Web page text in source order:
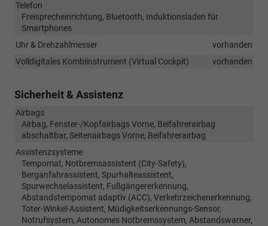
Telefon
Freisprecheinrichtung, Bluetooth, Induktionsladen für
Smartphones
Uhr & Drehzahlmesser
vorhanden
Volldigitales Kombiinstrument (Virtual Cockpit)
vorhanden
Sicherheit & Assistenz
Airbags
Airbag, Fenster-/Kopfairbags Vorne, Beifahrerairbag
abschaltbar, Seitenairbags Vorne, Beifahrerairbag
Assistenzsysteme
Tempomat, Notbremsassistent (City-Safety),
Berganfahrassistent, Spurhalteassistent,
Spurwechselassistent, Fußgängererkennung,
Abstandstempomat adaptiv (ACC), Verkehrzeichenerkennung,
Toter-Winkel-Assistent, Müdigkeitserkennungs-Sensor,
Notrufsystem, Autonomes Notbremssystem, Abstandswarner,